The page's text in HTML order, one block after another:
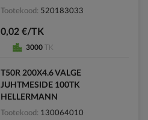
Tootekood 520183033
0,02 €/TK
3000 TK
T50R 200X4.6 VALGE
JUHTMESIDE 100TK
HELLERMANN
Tootekood 130064010